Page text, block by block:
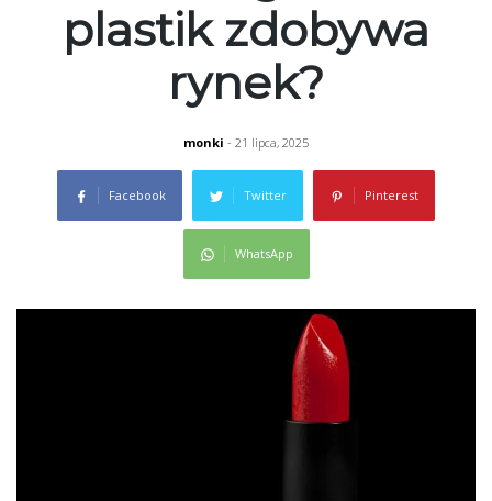
plastik zdobywa
rynek?
monki - 21 lipca, 2025
Facebook Twitter Pinterest
WhatsApp